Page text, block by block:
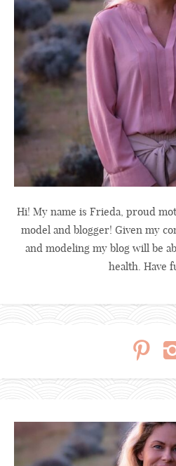
Hi! My name is Frieda, proud
model and blogger! Given my
and modeling my blog will be
health. Have